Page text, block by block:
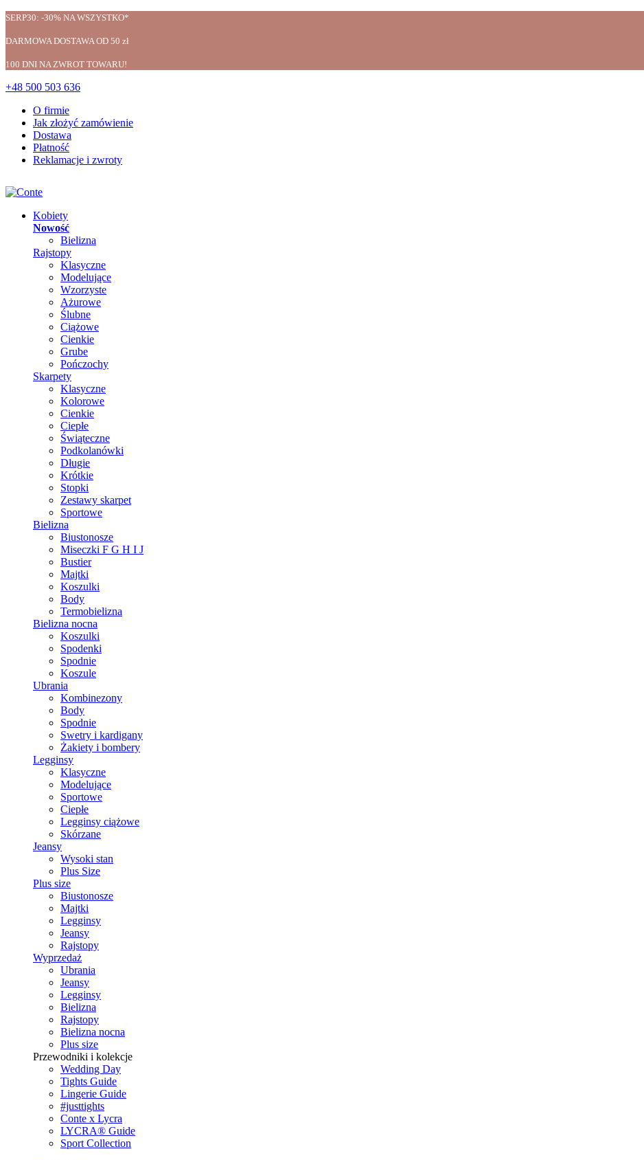
SERP30: -30% NA WSZYSTKO*
DARMOWA DOSTAWA OD 50 zł
100 DNI NA ZWROT TOWARU!
+48 500 503 636
O firmie
Jak złożyć zamówienie
Dostawa
Płatność
Reklamacje i zwroty
Kobiety
Nowość
Bielizna
Rajstopy
Klasyczne
Modelujące
Wzorzyste
Ażurowe
Ślubne
Ciążowe
Cienkie
Grube
Pończochy
Skarpety
Klasyczne
Kolorowe
Cienkie
Ciepłe
Świąteczne
Podkolanówki
Długie
Krótkie
Stopki
Zestawy skarpet
Sportowe
Bielizna
Biustonosze
Miseczki F G H I J
Bustier
Majtki
Koszulki
Body
Termobielizna
Bielizna nocna
Koszulki
Spodenki
Spodnie
Koszule
Ubrania
Kombinezony
Body
Spodnie
Swetry i kardigany
Żakiety i bombery
Legginsy
Klasyczne
Modelujące
Sportowe
Ciepłe
Legginsy ciążowe
Skórzane
Jeansy
Wysoki stan
Plus Size
Plus size
Biustonosze
Majtki
Legginsy
Jeansy
Rajstopy
Wyprzedaż
Ubrania
Jeansy
Legginsy
Bielizna
Rajstopy
Bielizna nocna
Plus size
Przewodniki i kolekcje
Wedding Day
Tights Guide
Lingerie Guide
#justtights
Conte x Lycra
LYCRA® Guide
Sport Сollection